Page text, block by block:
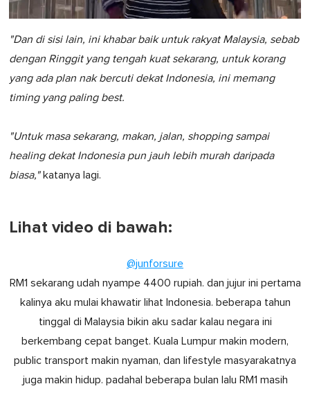
"Dan di sisi lain, ini khabar baik untuk rakyat Malaysia, sebab
dengan Ringgit yang tengah kuat sekarang, untuk korang
yang ada plan nak bercuti dekat Indonesia, ini memang
timing yang paling best.
"Untuk masa sekarang, makan, jalan, shopping sampai
healing dekat Indonesia pun jauh lebih murah daripada
biasa,"katanya lagi.
Lihat video di bawah:
@junforsure
RM1 sekarang udah nyampe 4400 rupiah. dan jujur ini pertama
kalinya aku mulai khawatir lihat Indonesia. beberapa tahun
tinggal di Malaysia bikin aku sadar kalau negara ini
berkembang cepat banget. Kuala Lumpur makin modern,
public transport makin nyaman, dan lifestyle masyarakatnya
juga makin hidup. padahal beberapa bulan lalu RM1 masih